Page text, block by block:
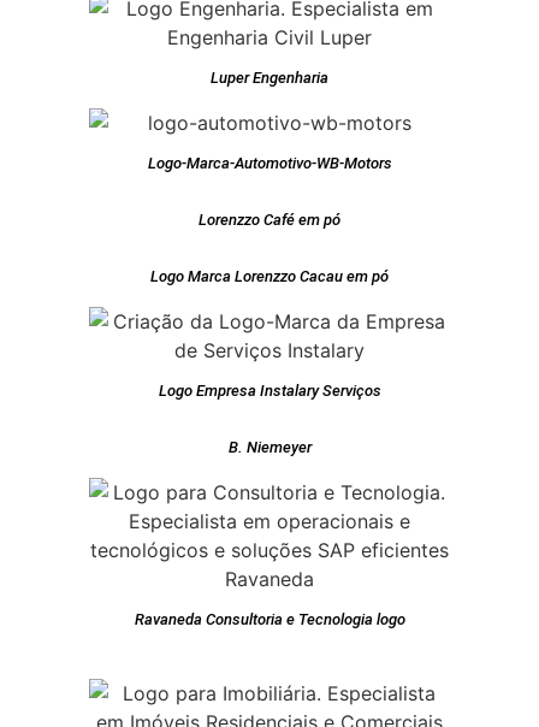
Luper Engenharia
Logo-Marca-Automotivo-WB-Motors
Lorenzzo Café em pó
Logo Marca Lorenzzo Cacau em pó
Logo Empresa Instalary Serviços
B. Niemeyer
Ravaneda Consultoria e Tecnologia logo